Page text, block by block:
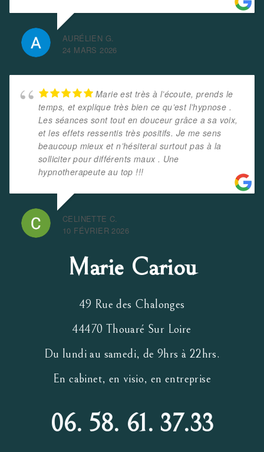
AURÉLIEN G.
24 MARS 2026
Marie est très à l’écoute, prends le
temps, et explique très bien ce qu’est l’hypnose .
Les séances sont tout en douceur grâce a sa voix,
et les effets ressentis très positifs. Je me sens
beaucoup mieux et n’hésiterai surtout pas à la
solliciter pour différents maux . Une
hypnotherapeute au top !!!
CELINETTE C.
10 FÉVRIER 2026
Marie Cariou
49 Rue des Chalonges
44470 Thouaré Sur Loire
Du lundi au samedi, de 9hrs à 22hrs.
En cabinet, en visio, en entreprise
06. 58. 61. 37.33